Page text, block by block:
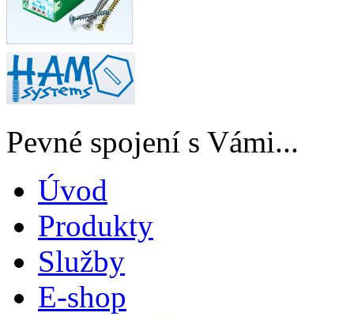
Pevné spojení s Vámi...
Úvod
Produkty
Služby
E-shop